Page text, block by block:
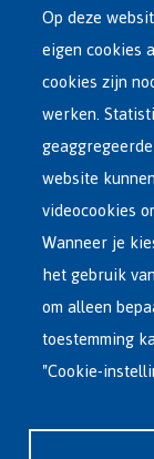
Main
Dutch
Menu
ASIEL IN BELGIË
OPVANGNETWERK
VRIJWILLIGE
INTERNATIONAAL
OVER FEDASIL
Kartuizersstraat
Op deze
eigen cookies
cookies zijn
werken.
website
videocookies
Wanneer je
het gebruik
om alleen
toestemming
"Cookie-